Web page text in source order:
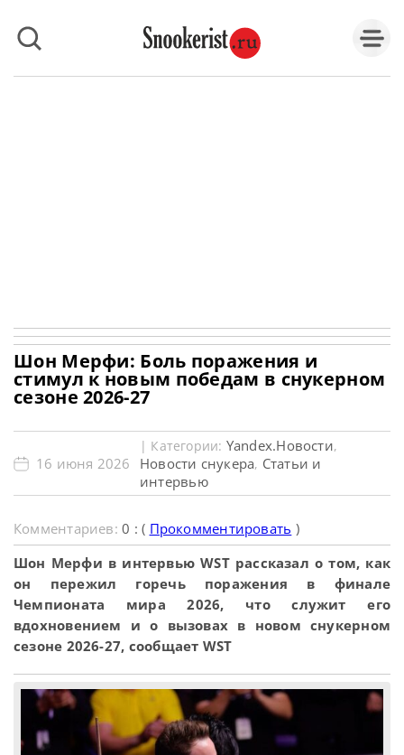
Шон Мерфи: Боль поражения и
стимул к новым победам в снукерном
сезоне 2026-27
16 июня 2026
| Категории: Yandex.Новости,
Новости снукера, Статьи и
интервью
Комментариев:0 : ( Прокомментировать )
Шон Мерфи в интервью WST рассказал о том, как
он пережил горечь поражения в финале
Чемпионата мира 2026, что служит его
вдохновением и о вызовах в новом снукерном
сезоне 2026-27, сообщает WST